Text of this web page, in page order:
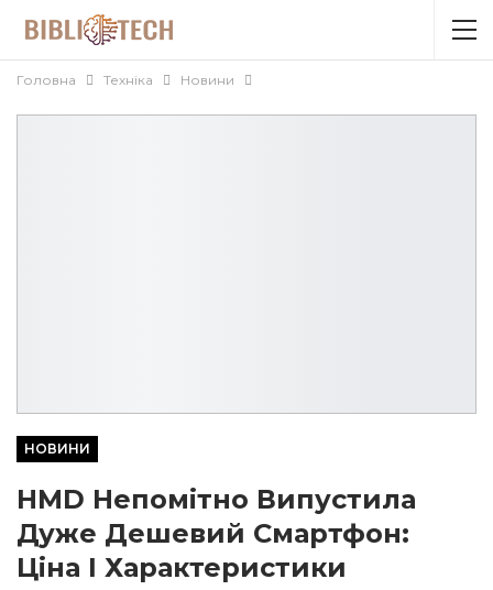
Головна Техніка Новини
НОВИНИ
HMD Непомітно Випустила
Дуже Дешевий Смартфон:
Ціна І Характеристики